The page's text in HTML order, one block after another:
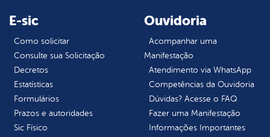
E-sic
Como solicitar
Consulte sua Solicitação
Decretos
Estatísticas
Formulários
Prazos e autoridades
Sic Físico
Ouvidoria
Acompanhar uma
Manifestação
Atendimento via WhatsApp
Competências da Ouvidoria
Dúvidas? Acesse o FAQ
Fazer uma Manifestação
Informações Importantes